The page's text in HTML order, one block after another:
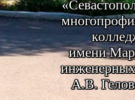
имени
А.В.